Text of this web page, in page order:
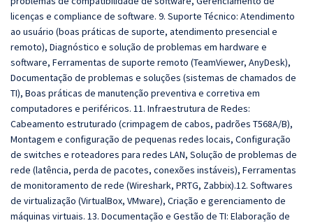
licenças e compliance de software. 9. Suporte Técnico: Atendimento
ao usuário (boas práticas de suporte, atendimento presencial e
remoto), Diagnóstico e solução de problemas em hardware e
software, Ferramentas de suporte remoto (TeamViewer, AnyDesk),
Documentação de problemas e soluções (sistemas de chamados de
TI), Boas práticas de manutenção preventiva e corretiva em
computadores e periféricos. 11. Infraestrutura de Redes:
Cabeamento estruturado (crimpagem de cabos, padrões T568A/B),
Montagem e configuração de pequenas redes locais, Configuração
de switches e roteadores para redes LAN, Solução de problemas de
rede (latência, perda de pacotes, conexões instáveis), Ferramentas
de monitoramento de rede (Wireshark, PRTG, Zabbix).12. Softwares
de virtualização (VirtualBox, VMware), Criação e gerenciamento de
máquinas virtuais. 13. Documentação e Gestão de TI: Elaboração de